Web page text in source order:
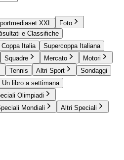
XXL
Foto
e Classifiche
Coppa Italia
Supercoppa Italiana
Squadre Mercato
Motori
Tennis Altri Sport
Sondaggi
Un libro a settimana
Olimpiadi
Mondiali Altri Speciali